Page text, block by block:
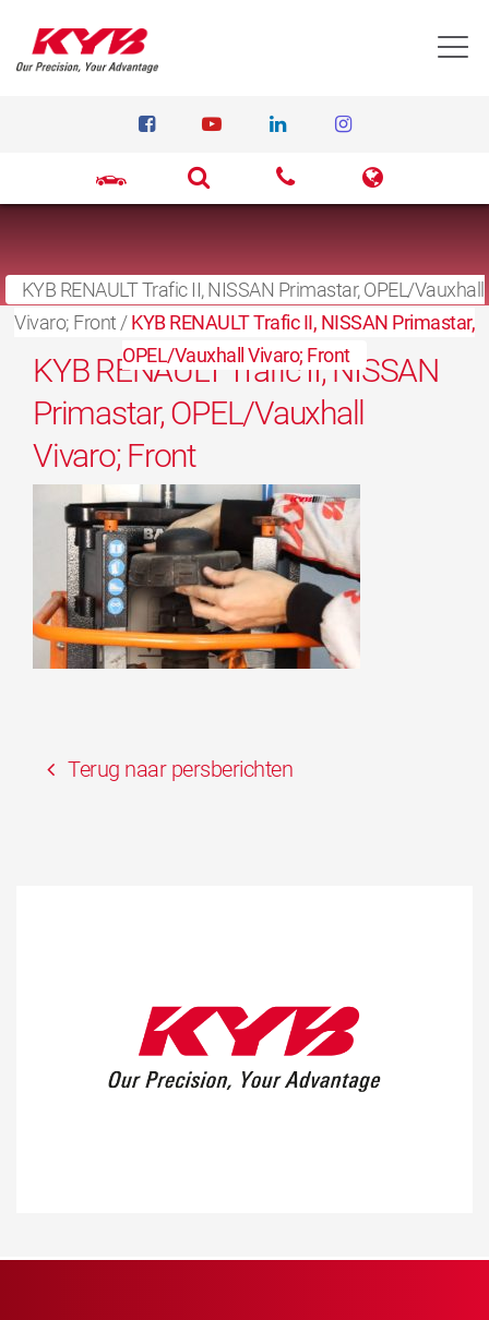
KYB RENAULT Trafic II, NISSAN Primastar, OPEL/Vauxhall
Vivaro; Front /KYB RENAULT Trafic II, NISSAN Primastar,
OPEL/Vauxhall Vivaro; Front
27 maart 2017
KYB RENAULT Trafic II, NISSAN
Primastar, OPEL/Vauxhall
Vivaro; Front
Terug naar persberichten